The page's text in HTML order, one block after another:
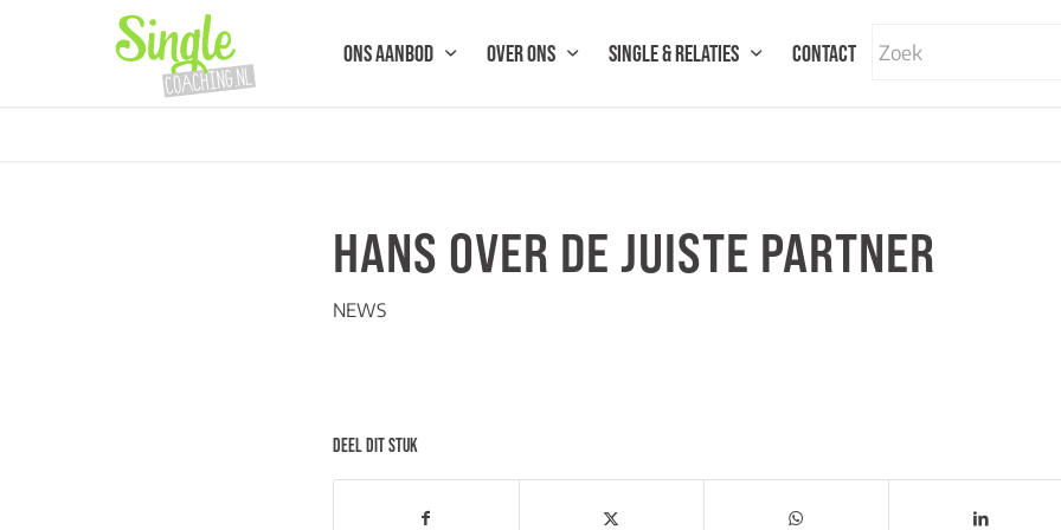
ONS AANBOD OVER ONS SINGLE & RELATIES CONTACT
HANS OVER DE JUISTE PARTNER
NEWS
DEEL DIT STUK